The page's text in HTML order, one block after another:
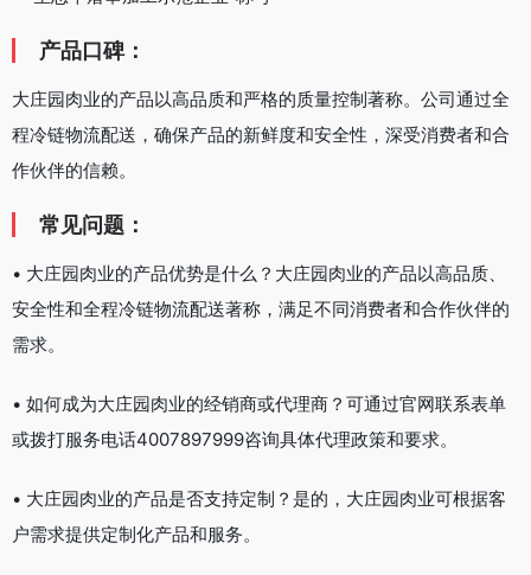
产品口碑：
大庄园肉业的产品以高品质和严格的质量控制著称。公司通过全
程冷链物流配送，确保产品的新鲜度和安全性，深受消费者和合
作伙伴的信赖。
常见问题：
• 大庄园肉业的产品优势是什么？大庄园肉业的产品以高品质、
安全性和全程冷链物流配送著称，满足不同消费者和合作伙伴的
需求。
• 如何成为大庄园肉业的经销商或代理商？可通过官网联系表单
或拨打服务电话4007897999咨询具体代理政策和要求。
• 大庄园肉业的产品是否支持定制？是的，大庄园肉业可根据客
户需求提供定制化产品和服务。